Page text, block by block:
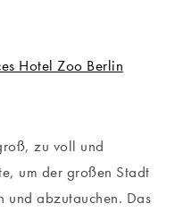
zu voll und
um der großen Stadt
und abzutauchen. Das